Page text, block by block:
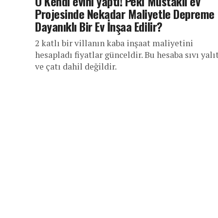
Projesinde Nekadar Maliyetle Depreme
Dayanıklı Bir Ev İnşaa Edilir?
2 katlı bir villanın kaba inşaat maliyetini
hesapladı fiyatlar günceldir. Bu hesaba sıvı
ve çatı dahil değildir.